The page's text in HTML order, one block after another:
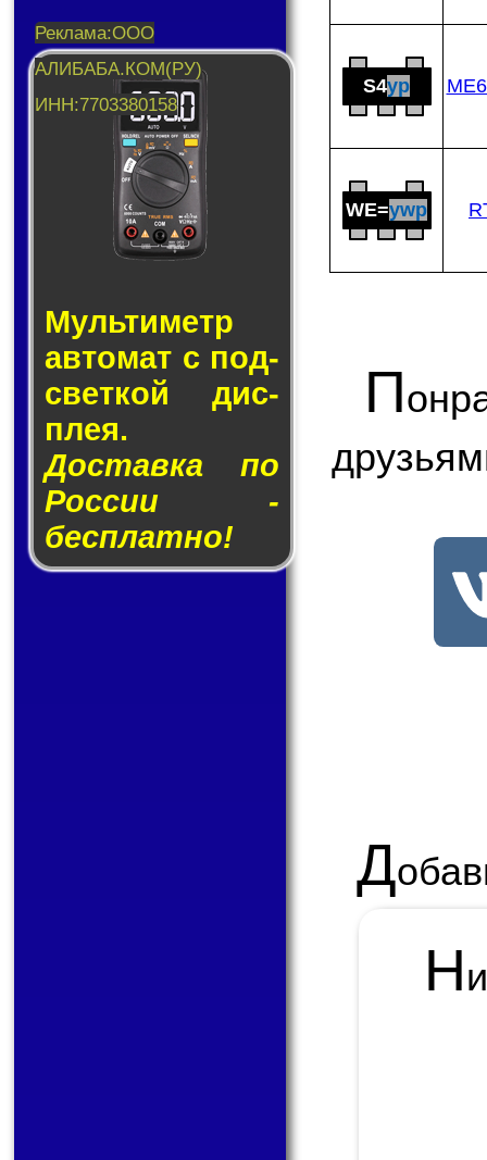
Муль­ти­метр
ав­то­мат с под­
свет­кой дис­
плея.
Доставка по
России -
бесплатно!
S4yp
WE=ywp
П
Д
Н